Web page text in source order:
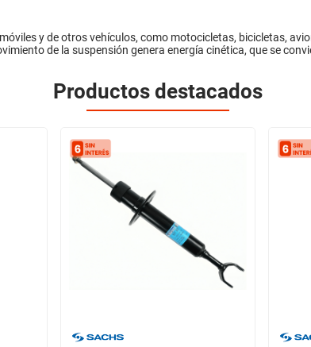
y de otros vehículos, como motocicletas, bicicletas,
de la suspensión genera energía cinética, que se
Productos destacados